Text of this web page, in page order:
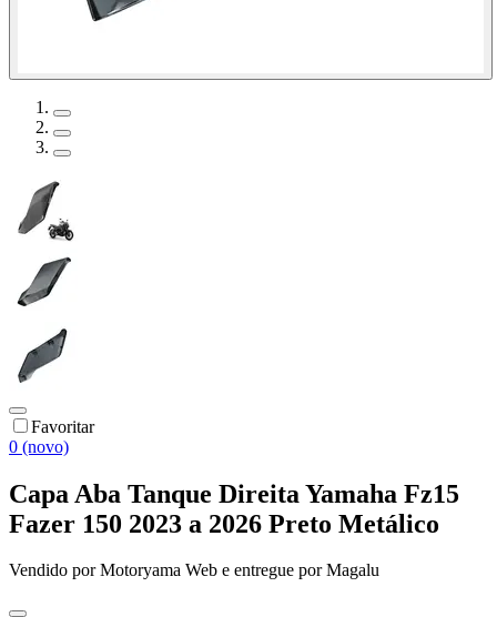
Favoritar
0 (novo)
Capa Aba Tanque Direita Yamaha Fz15
Fazer 150 2023 a 2026 Preto Metálico
Vendido porMotoryama Web e entregue por Magalu